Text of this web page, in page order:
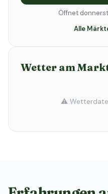
Öffnet
Alle
Wetter am
⚠️